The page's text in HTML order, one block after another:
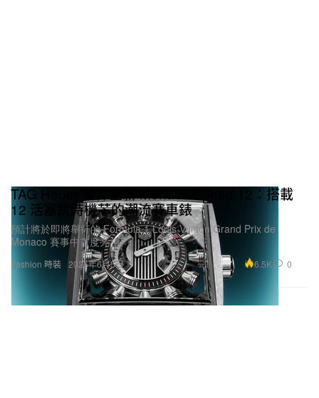
Fashion 時裝
TAG Heuer 發佈全新 Monaco Speed 12：搭載
12 活塞跳時機芯的潮流賽車錶
預計將於即將舉行的 Formula 1 Louis Vuitton Grand Prix de
Monaco 賽事中首度亮相。
2026年6月5日 6.5K 0